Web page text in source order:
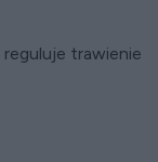
reguluje trawienie